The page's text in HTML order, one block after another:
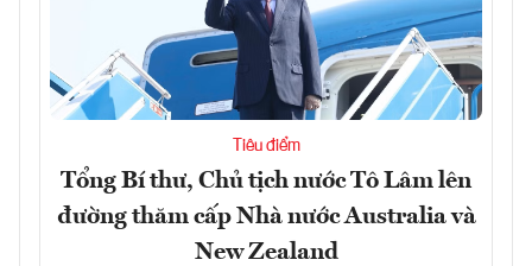
Tiêu điểm
Tổng Bí thư, Chủ tịch nước Tô Lâm lên
đường thăm cấp Nhà nước Australia và
New Zealand